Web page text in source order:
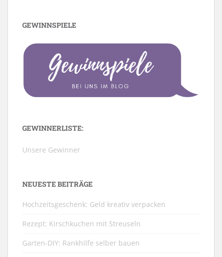
GEWINNSPIELE
GEWINNERLISTE:
Unsere Gewinner
NEUESTE BEITRÄGE
Hochzeitsgeschenk: Geld kreativ verpacken
Rezept: Kirschkuchen mit Streuseln
Garten-DIY: Rankhilfe selber bauen